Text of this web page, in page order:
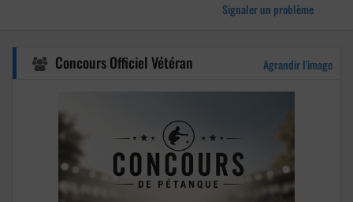
Signaler un problème
Concours Officiel Vétéran Agrandir l'image